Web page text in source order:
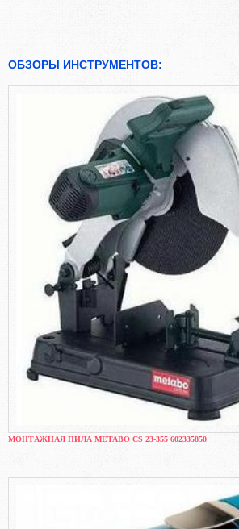
ОБЗОРЫ ИНСТРУМЕНТОВ:
МОНТАЖНАЯ ПИЛА METABO CS 23-355 602335850